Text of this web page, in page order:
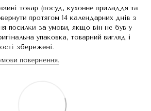
товар (посуд, кухонне приладдя та
протягом 14 календарних днів з
посилки за умови, якщо він не був у
упаковка, товарний вигляд і
збережені.
повернення.